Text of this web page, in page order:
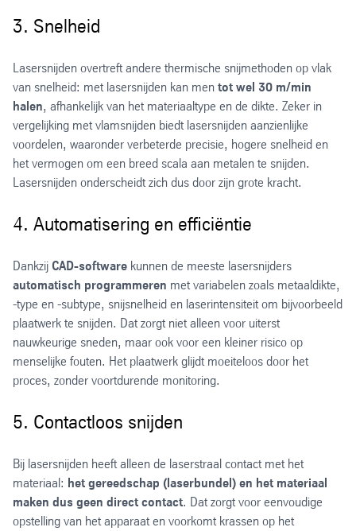
3. Snelheid
Lasersnijden overtreft andere thermische snijmethoden op vlak
van snelheid: met lasersnijden kan men tot wel 30 m/min
halen, afhankelijk van het materiaaltype en de dikte. Zeker in
vergelijking met vlamsnijden biedt lasersnijden aanzienlijke
voordelen, waaronder verbeterde precisie, hogere snelheid en
het vermogen om een breed scala aan metalen te snijden.
Lasersnijden onderscheidt zich dus door zijn grote kracht.
4. Automatisering en efficiëntie
Dankzij CAD-software kunnen de meeste lasersnijders
automatisch programmeren met variabelen zoals metaaldikte,
-type en -subtype, snijsnelheid en laserintensiteit om bijvoorbeeld
plaatwerk te snijden. Dat zorgt niet alleen voor uiterst
nauwkeurige sneden, maar ook voor een kleiner risico op
menselijke fouten. Het plaatwerk glijdt moeiteloos door het
proces, zonder voortdurende monitoring.
5. Contactloos snijden
Bij lasersnijden heeft alleen de laserstraal contact met het
materiaal: het gereedschap (laserbundel) en het materiaal
maken dus geen direct contact. Dat zorgt voor eenvoudige
opstelling van het apparaat en voorkomt krassen op het